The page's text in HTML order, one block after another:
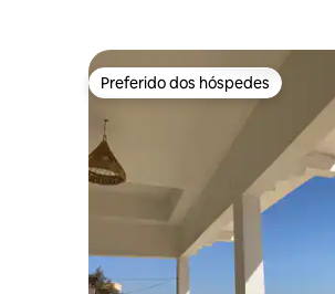
Preferido dos hóspedes
Preferido dos hóspedes